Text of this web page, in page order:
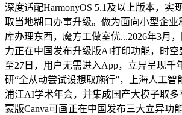
深度适配HarmonyOS 5.1及以上版本，实
取当地糊口办事升级。做为面向小型企业
库办理东西，魔方工做室优...2026年3月
力正在中国发布升级版AI打印功能，时空
至27日，用户无需进入App，立异呈现千
研“全从动尝试设想取施行”，上海人工智
浦江AI学术年会，并集成国产大模子取多
蒙版Canva可画正在中国发布三大立异功